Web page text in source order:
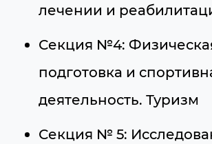
лечении и
Секция №4:
подготовка и
деятельность. Туризм
Секция № 5: